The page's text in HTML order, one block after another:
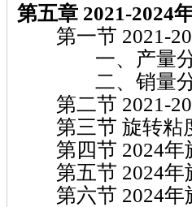
第五章 2021-2024
第一节 2021-
一、产量分
二、销量分
第二节 2021-
第三节 旋转粘
第四节 2024年
第五节 2024年
第六节 2024年